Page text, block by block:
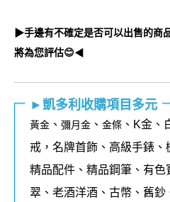
▶手邊有不確定是否可以出售的商
將為您評估😊◀
►凱多利收購項目多元
黃金 、 彌月金 、 金條 、K金、
戒，名牌首飾、高級手錶、
精品配件、精品鋼筆、有
翠、老酒洋酒、古幣、舊鈔